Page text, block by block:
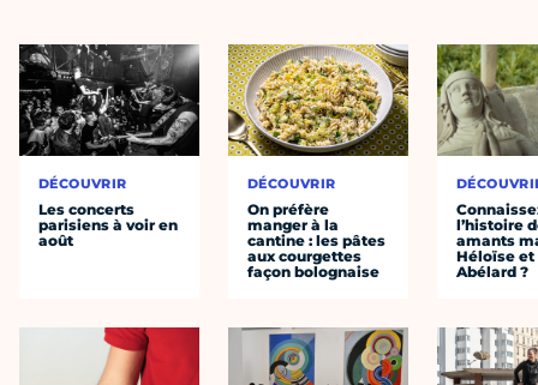
DÉCOUVRIR
Les concerts
parisiens à voir en
août
DÉCOUVRIR
On préfère
manger à la
cantine : les pâtes
aux courgettes
façon bolognaise
l’histoire
amants
Héloïse et
Abélard ?